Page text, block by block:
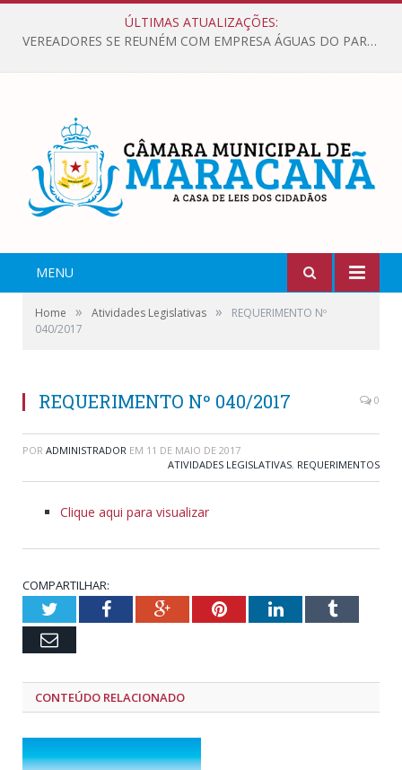
ÚLTIMAS ATUALIZAÇÕES:
VEREADORES SE REUNÉM COM EMPRESA ÁGUAS DO PARÁ, PARA APRESENTAR REIVINDICAÇÕES E MELHORIAS NA QUALIDADE DOS SERVIÇOS OFERECIDOS Á POPULAÇÃO.
MENU
Home » Atividades Legislativas »
REQUERIMENTO Nº
040/2017
REQUERIMENTO Nº 040/2017 0
POR ADMINISTRADOR EM 11 DE MAIO DE 2017
ATIVIDADES LEGISLATIVAS, REQUERIMENTOS
Clique aqui para visualizar
COMPARTILHAR:
TwitterFacebookGoogle+PinterestLinkedInTumblr
Email
CONTEÚDO RELACIONADO